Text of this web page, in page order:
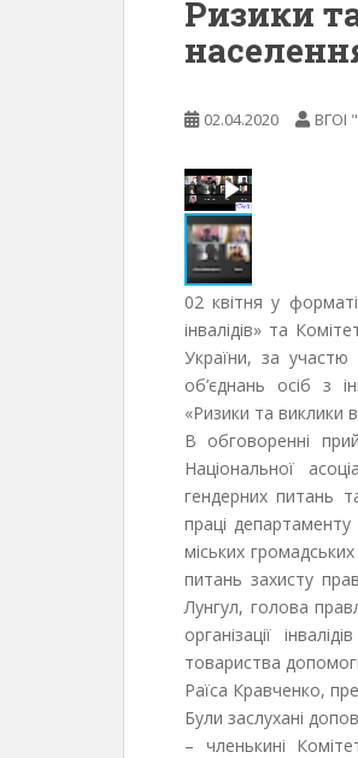
Ризики
02.04.2020 ВГОІ
02 квітня у
інвалідів» та
України, за участю
об’єднань осіб з
«Ризики та виклики
В обговоренні
Національної
гендерних питань
праці
міських
питань захисту
Лунгул, голова
організації
товариства
Раїса Кравченко,
Були заслухані
– членькині